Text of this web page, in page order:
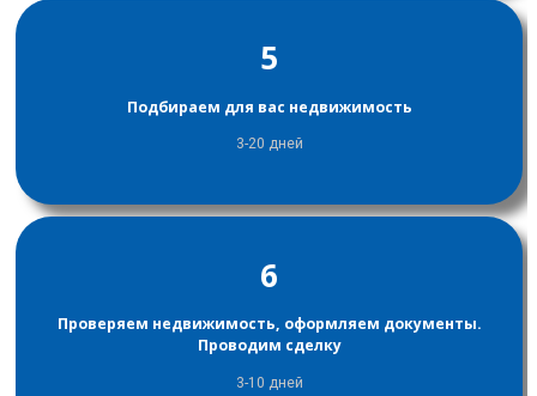
5
Подбираем для вас недвижимость
3-20 дней
6
Проверяем недвижимость, оформляем документы.
Проводим сделку
3-10 дней